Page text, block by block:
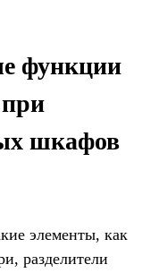
функции
шкафов
элементы, как
разделители